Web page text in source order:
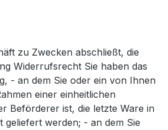
zu Zwecken abschließt, die
Widerrufsrecht Sie haben das
- an dem Sie oder ein von Ihnen
einer einheitlichen
Beförderer ist, die letzte Ware in
geliefert werden; - an dem Sie